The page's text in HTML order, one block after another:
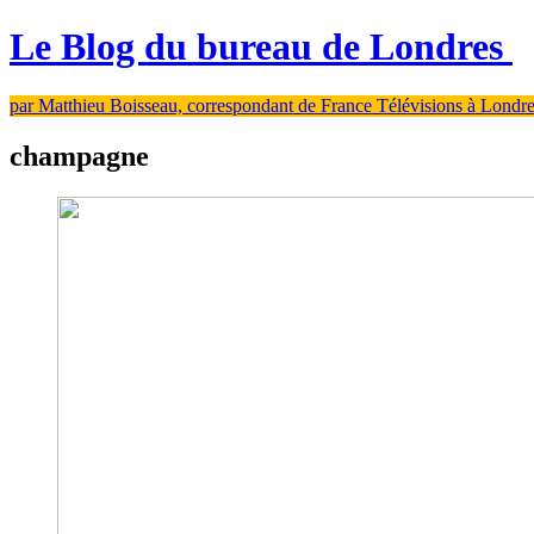
Le Blog du bureau de Londres
par Matthieu Boisseau, correspondant de France Télévisions à
champagne